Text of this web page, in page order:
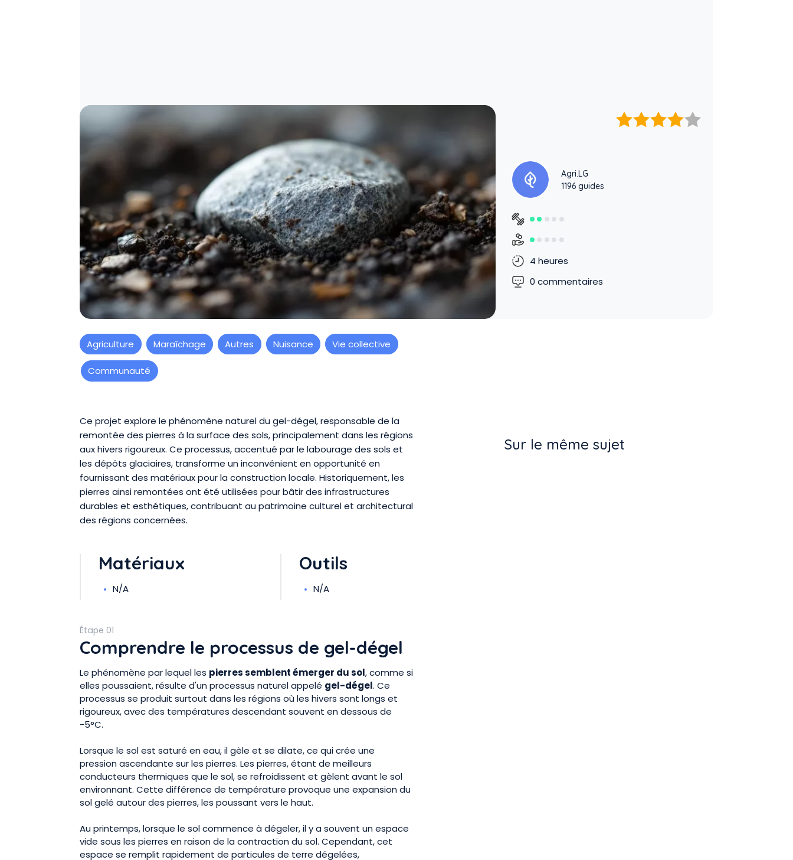
Image
Agri.LG
1196 guides
4 heures
0 commentaires
Agriculture Maraîchage Autres Nuisance Vie collective
Communauté
Présentation
Ce projet explore le phénomène naturel du gel-dégel, responsable de la
remontée des pierres à la surface des sols, principalement dans les régions
aux hivers rigoureux. Ce processus, accentué par le labourage des sols et
les dépôts glaciaires, transforme un inconvénient en opportunité en
fournissant des matériaux pour la construction locale. Historiquement, les
pierres ainsi remontées ont été utilisées pour bâtir des infrastructures
durables et esthétiques, contribuant au patrimoine culturel et architectural
des régions concernées.
Matériaux
N/A
Outils
N/A
Étape 01
Comprendre le processus de gel-dégel
Le phénomène par lequel les pierres semblent émerger du sol, comme si
elles poussaient, résulte d'un processus naturel appelé gel-dégel. Ce
processus se produit surtout dans les régions où les hivers sont longs et
rigoureux, avec des températures descendant souvent en dessous de
-5°C.
Lorsque le sol est saturé en eau, il gèle et se dilate, ce qui crée une
pression ascendante sur les pierres. Les pierres, étant de meilleurs
conducteurs thermiques que le sol, se refroidissent et gèlent avant le sol
environnant. Cette différence de température provoque une expansion du
sol gelé autour des pierres, les poussant vers le haut.
Au printemps, lorsque le sol commence à dégeler, il y a souvent un espace
vide sous les pierres en raison de la contraction du sol. Cependant, cet
espace se remplit rapidement de particules de terre dégelées,
Sur le même sujet